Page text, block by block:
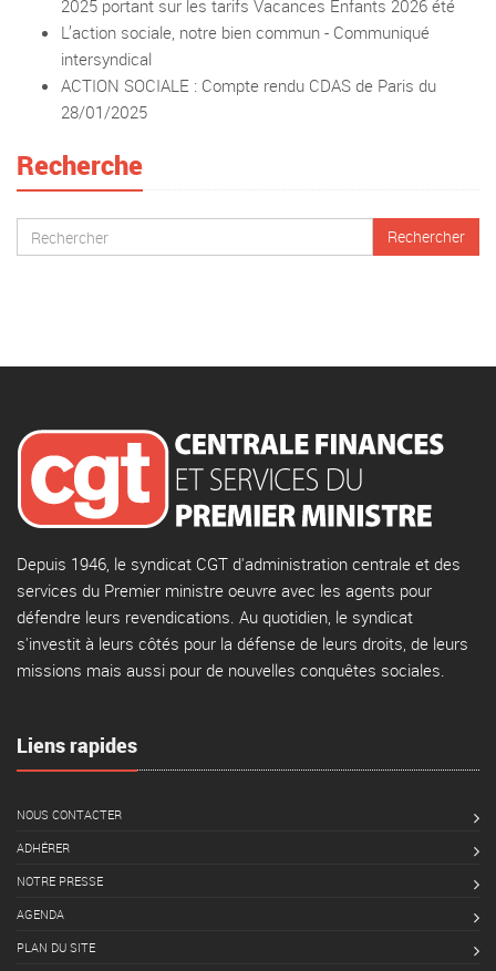
2025 portant sur les tarifs Vacances Enfants 2026 été
L’action sociale, notre bien commun - Communiqué
intersyndical
ACTION SOCIALE : Compte rendu CDAS de Paris du
28/01/2025
Recherche
Depuis 1946, le syndicat CGT d'administration centrale et des
services du Premier ministre oeuvre avec les agents pour
défendre leurs revendications. Au quotidien, le syndicat
s'investit à leurs côtés pour la défense de leurs droits, de leurs
missions mais aussi pour de nouvelles conquêtes sociales.
Liens rapides
NOUS CONTACTER
ADHÉRER
NOTRE PRESSE
AGENDA
PLAN DU SITE